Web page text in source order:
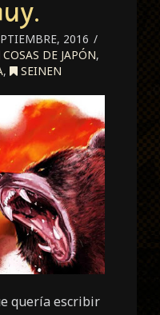
2016
COSAS DE JAPÓN,
, SEINEN
quería escribir